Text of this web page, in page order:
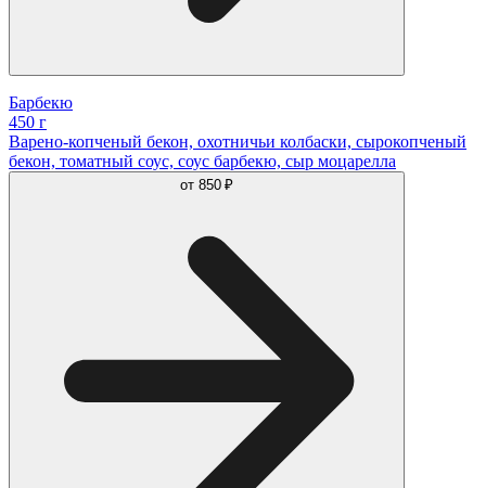
Барбекю
450 г
Варено-копченый бекон, охотничьи колбаски, сырокопченый
бекон, томатный соус, соус барбекю, сыр моцарелла
от 850 ₽